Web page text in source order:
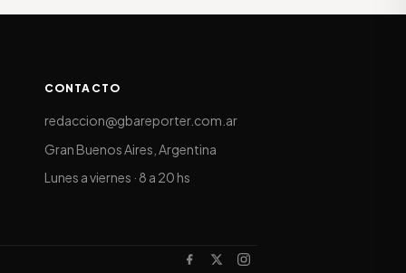
CONTACTO
redaccion@gbareporter.com.ar
Gran Buenos Aires, Argentina
Lunes a viernes · 8 a 20 hs